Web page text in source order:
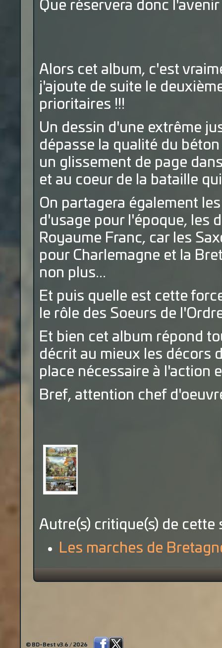
Que réservera donc
Alors cet album, c'est
j'ajoute de suite le
prioritaires !!!
Un dessin d'une extrême
dépasse la qualité du
un glissement de page
et au coeur de la bataille
On partagera également
d'usage pour l'époque, les
Royaume Franc, car les
pour Charlemagne et la
non plus...
Et puis quelle est cette
le rôle des Soeurs de
Et bien cet album répond
décrit au mieux les décors
place nécessaire à l'action
Bref, attention chef
Autre(s) critique(s) de cette
Les marches de
© BD-Best v3.6 / 2026